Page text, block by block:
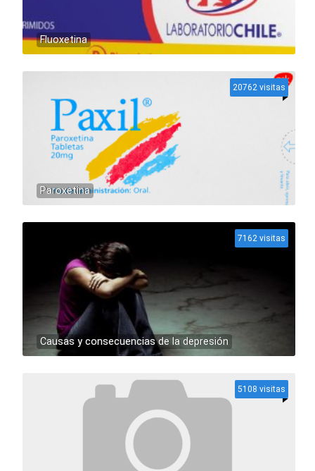
Fluoxetina
Paroxetina
20762 visitas
Causas y consecuencias de la depresión
7162 visitas
5108 visitas